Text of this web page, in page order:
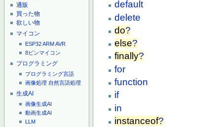
通販
買った物
欲しい物
マイコン
ESP32ARMAVR
8ピンマイコン
プログラミング
プログラミング言語
画像処理 自然言語処理
生成AI
画像生成AI
動画生成AI
LLM
default
delete
do?
else?
finally?
for
function
if
in
instanceof?